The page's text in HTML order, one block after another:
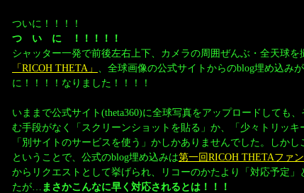
ついに！！！！
つ い に ！！！！！
シャッター一発で前後左右上下、カメラの周囲ぜんぶ・全天球を
「RICOH THETA」
、全球画像の公式サイトからのblog埋め込み
に！！！！なりました！！！！
いままで公式サイト(theta360)に全球写真をアップロードしても
む手段がなく「スクリーンショットを貼る」か、「少々トリッ
「別サイトのサービスを使う」かしかありませんでした。しか
ということで、公式のblog埋め込みは第一回RICOH THETAファ
からリクエストとして挙げられ、リコーのかたより「対応予定」
たが…
まさかこんなに早く対応されるとは！！！